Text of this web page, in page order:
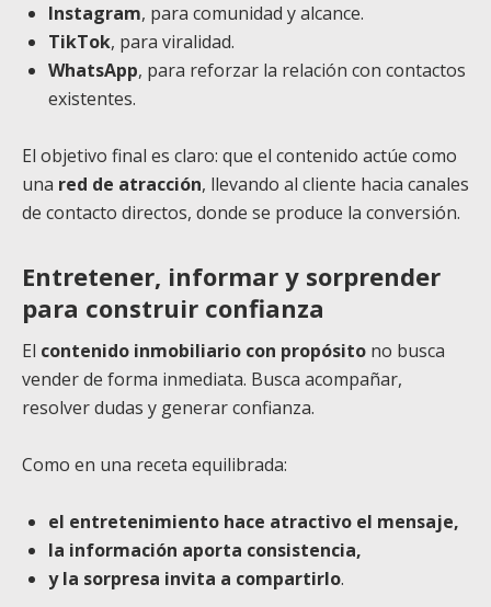
Instagram, para comunidad y alcance.
TikTok, para viralidad.
WhatsApp, para reforzar la relación con contactos
existentes.
El objetivo final es claro: que el contenido actúe como
una red de atracción, llevando al cliente hacia canales
de contacto directos, donde se produce la conversión.
Entretener, informar y sorprender
para construir confianza
El contenido inmobiliario con propósito no busca
vender de forma inmediata. Busca acompañar,
resolver dudas y generar confianza.
Como en una receta equilibrada:
el entretenimiento hace atractivo el mensaje,
la información aporta consistencia,
y la sorpresa invita a compartirlo.